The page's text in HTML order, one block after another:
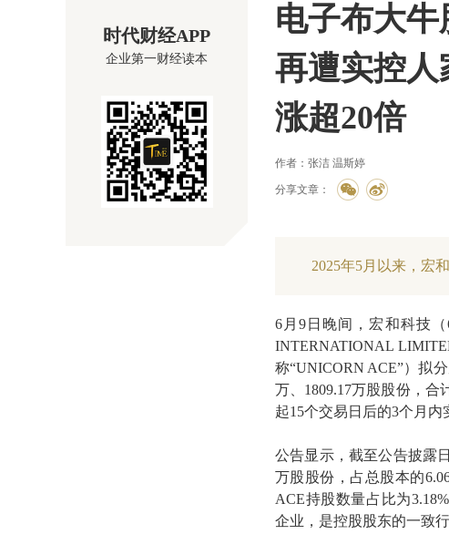
时代财经APP
企业第一财经读本
电子布大
再遭实控
涨超20倍
作者：张洁 温斯婷
分享文章：
2025年5月以来，宏
6月9日晚间，宏和科技（
INTERNATIONAL
称“UNICORN ACE”）拟
万、1809.17万股股份，合
起15个交易日后的3个月内
公告显示，截至公告披露
万股股份，占总股本的
ACE持股数量占比为
企业，是控股股东的一致行